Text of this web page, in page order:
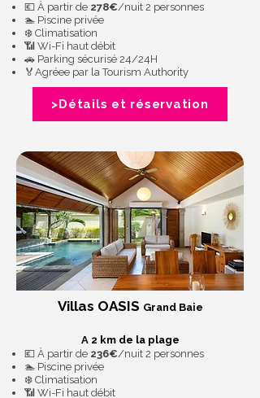
💶 À partir de 278€/nuit 2 personnes
🏊 Piscine privée
❄️ Climatisation
📶 Wi-Fi haut débit
🚗 Parking sécurisé 24/24H
🏅Agréee par la Tourism Authority
>Détails et réservation
Villas OASIS Grand Baie
A 2 km de la plage
💶 À partir de 236€/nuit 2 personnes
🏊 Piscine privée
❄️ Climatisation
📶 Wi-Fi haut débit